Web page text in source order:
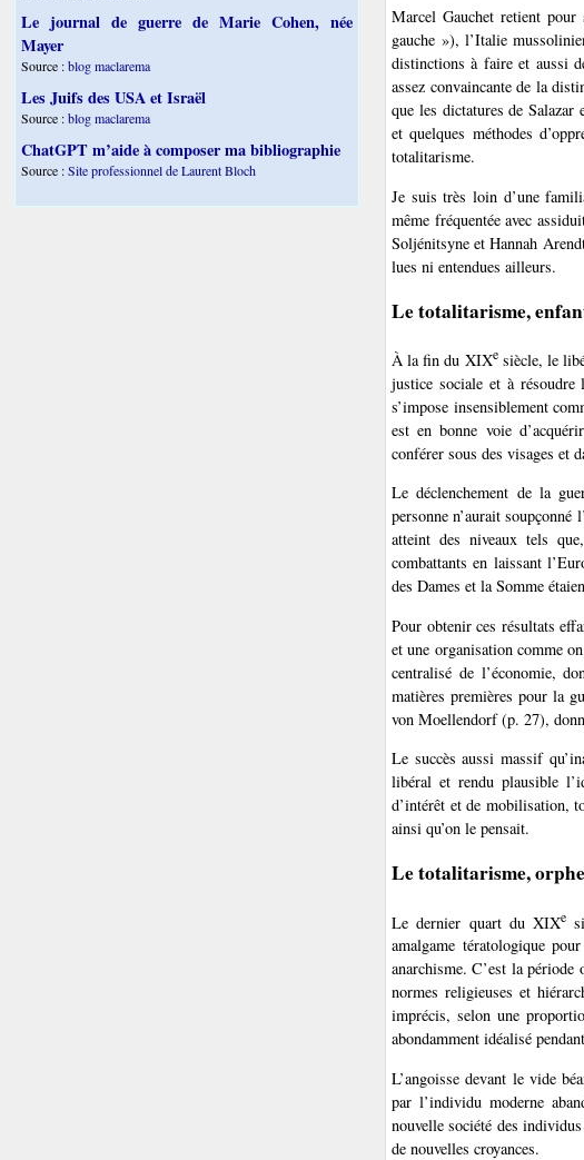
Marcel Gauchet retient
gauche »), l’Italie
distinctions à faire et aussi
assez convaincante de la
que les dictatures de
et quelques méthodes
totalitarisme.
Je suis très loin d’une
même fréquentée avec
Soljénitsyne et Hannah
lues ni entendues ailleurs.
Le totalitarisme,
À la fin du XIXesiècle, le
justice sociale et à
s’impose insensiblement
est en bonne voie
conférer sous des visages et
Le déclenchement de la
personne n’aurait
atteint des niveaux tels
combattants en laissant
des Dames et la Somme
Pour obtenir ces résultats
et une organisation comme
centralisé de l’économie,
matières premières pour la
von Moellendorf (p. 27),
Le succès aussi massif
libéral et rendu plausible
d’intérêt et de mobilisation,
ainsi qu’on le pensait.
Le totalitarisme,
Le dernier quart du XIXe
amalgame tératologique
anarchisme. C’est la période
normes religieuses et
imprécis, selon une
abondamment idéalisé
L’angoisse devant le vide
par l’individu moderne
nouvelle société des
de nouvelles croyances.
Le journal de guerre de Marie Cohen, née
Mayer
Source :blog maclarema
Les Juifs des USA et Israël
Source :blog maclarema
ChatGPT m’aide à composer ma bibliographie
Source :Site professionnel de Laurent Bloch